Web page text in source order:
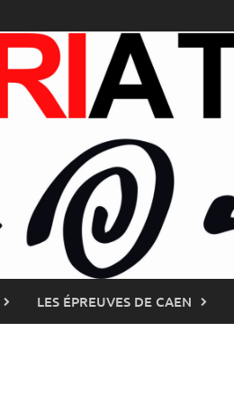
LES ÉPREUVES DE CAEN